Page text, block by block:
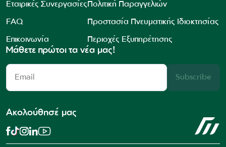
Εταιρικές Συνεργασίες
FAQ
Επικοινωνία
Πολιτική Παραγγελιών
Προστασία Πνευματικής Ιδιοκτησίας
Περιοχές Εξυπηρέτησης
Μάθετε πρώτοι τα νέα μας!
Subscribe
Ακολούθησέ μας